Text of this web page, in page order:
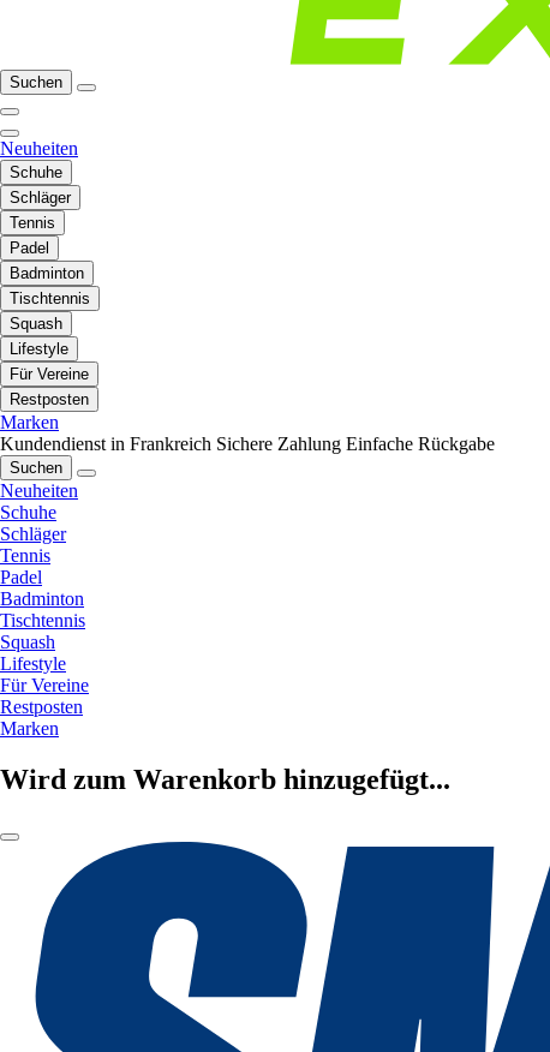
Suchen
Neuheiten
Schuhe
Schläger
Tennis
Padel
Badminton
Tischtennis
Squash
Lifestyle
Für Vereine
Restposten
Marken
Kundendienst in Frankreich Sichere Zahlung Einfache Rückgabe
Suchen
Neuheiten
Schuhe
Schläger
Tennis
Padel
Badminton
Tischtennis
Squash
Lifestyle
Für Vereine
Restposten
Marken
Wird zum Warenkorb hinzugefügt...